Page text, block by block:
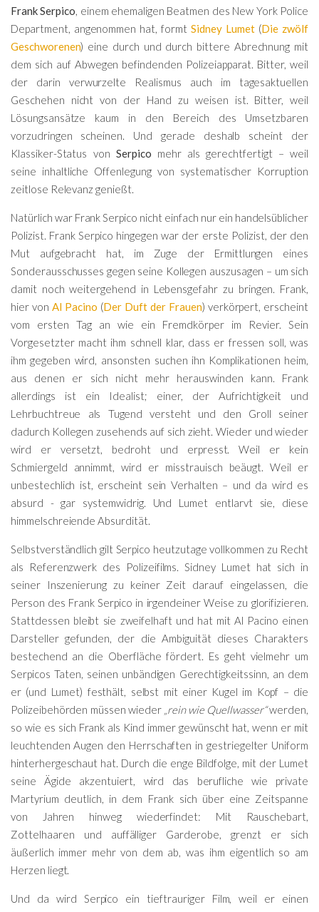
Frank Serpico , einem ehemaligen Beatmen des New York Police
Department, angenommen hat, formtSidney Lumet (Die zwölf
Geschworenen) eine durch und durch bittere Abrechnung mit
dem sich auf Abwegen befindenden Polizeiapparat. Bitter, weil
der darin verwurzelte Realismus auch im tagesaktuellen
Geschehen nicht von der Hand zu weisen ist. Bitter, weil
Lösungsansätze kaum in den Bereich des Umsetzbaren
vorzudringen scheinen. Und gerade deshalb scheint der
Klassiker-Status von Serpico mehr als gerechtfertigt – weil
seine inhaltliche Offenlegung von systematischer Korruption
zeitlose Relevanz genießt.
Natürlich war Frank Serpico nicht einfach nur ein handelsüblicher
Polizist. Frank Serpico hingegen war der erste Polizist, der den
Mut aufgebracht hat, im Zuge der Ermittlungen eines
Sonderausschusses gegen seine Kollegen auszusagen – um sich
damit noch weitergehend in Lebensgefahr zu bringen. Frank,
hier von Al Pacino (Der Duft der Frauen) verkörpert, erscheint
vom ersten Tag an wie ein Fremdkörper im Revier. Sein
Vorgesetzter macht ihm schnell klar, dass er fressen soll, was
ihm gegeben wird, ansonsten suchen ihn Komplikationen heim,
aus denen er sich nicht mehr herauswinden kann. Frank
allerdings ist ein Idealist; einer, der Aufrichtigkeit und
Lehrbuchtreue als Tugend versteht und den Groll seiner
dadurch Kollegen zusehends auf sich zieht. Wieder und wieder
wird er versetzt, bedroht und erpresst. Weil er kein
Schmiergeld annimmt, wird er misstrauisch beäugt. Weil er
unbestechlich ist, erscheint sein Verhalten – und da wird es
absurd - gar systemwidrig. Und Lumet entlarvt sie, diese
himmelschreiende Absurdität.
Selbstverständlich gilt Serpico heutzutage vollkommen zu Recht
als Referenzwerk des Polizeifilms. Sidney Lumet hat sich in
seiner Inszenierung zu keiner Zeit darauf eingelassen, die
Person des Frank Serpico in irgendeiner Weise zu glorifizieren.
Stattdessen bleibt sie zweifelhaft und hat mit Al Pacino einen
Darsteller gefunden, der die Ambiguität dieses Charakters
bestechend an die Oberfläche fördert. Es geht vielmehr um
Serpicos Taten, seinen unbändigen Gerechtigkeitssinn, an dem
er (und Lumet) festhält, selbst mit einer Kugel im Kopf – die
Polizeibehörden müssen wieder „rein wie Quellwasser“werden,
so wie es sich Frank als Kind immer gewünscht hat, wenn er mit
leuchtenden Augen den Herrschaften in gestriegelter Uniform
hinterhergeschaut hat. Durch die enge Bildfolge, mit der Lumet
seine Ägide akzentuiert, wird das berufliche wie private
Martyrium deutlich, in dem Frank sich über eine Zeitspanne
von Jahren hinweg wiederfindet: Mit Rauschebart,
Zottelhaaren und auffälliger Garderobe, grenzt er sich
äußerlich immer mehr von dem ab, was ihm eigentlich so am
Herzen liegt.
Und da wird Serpico ein tieftrauriger Film, weil er einen